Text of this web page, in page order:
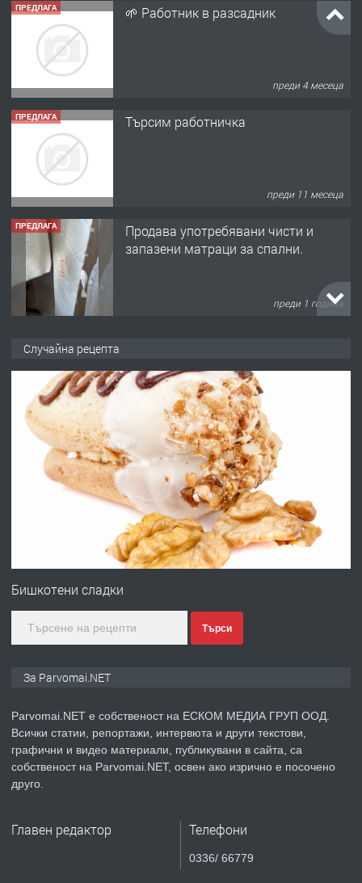
ПРЕДЛАГА 🌱 Работник в разсадник
преди 4 месеца
ПРЕДЛАГА Търсим работничка
преди 11 месеца
ПРЕДЛАГА
Продава употребявани чисти и
запазени матраци за спални.
преди 1 година
ПРЕДЛАГА
Първи поход "По стъпките на Ангел
Войвода"
преди 1 година
Монтажник на малки детайли за
преди 1 година
ПРЕДЛАГА
Продавам апартамент - гр.
Случайна рецепта
Бишкотени сладки
Търси
За Parvomai.NET
Parvomai.NET е собственост на ЕСКОМ МЕДИА ГРУП ООД.
Всички статии, репортажи, интервюта и други текстови,
графични и видео материали, публикувани в сайта, са
собственост на Parvomai.NET, освен ако изрично е посочено
друго.
Главен редактор Телефони
0336/ 66779